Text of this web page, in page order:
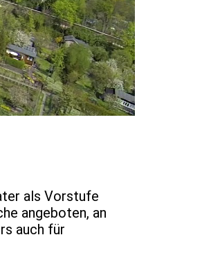
als Vorstufe
angeboten, an
auch für